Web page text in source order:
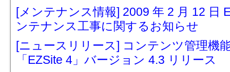
[メンテナンス情報] 2009 年 2 月 12 日
ンテナンス工事に関するお知らせ
[ニュースリリース] コンテンツ管理機
「EZSite 4」バージョン 4.3 リリース